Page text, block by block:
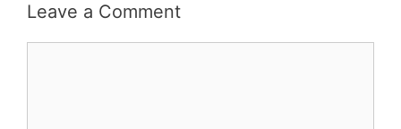
Leave a Comment